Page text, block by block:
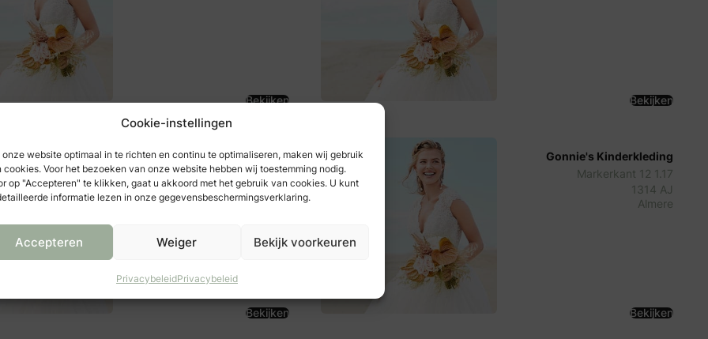
Cookie-instellingen
onze website optimaal in te richten en continu te optimaliseren, maken wij gebruik
cookies. Voor het bezoeken van onze website hebben wij toestemming nodig.
op "Accepteren" te klikken, gaat u akkoord met het gebruik van cookies. U kunt
informatie lezen in onze gegevensbeschermingsverklaring.
Accepteren Weiger Bekijk voorkeuren
PrivacybeleidPrivacybeleid
Bekijken Bekijken
Wedding Wonderland  Almere -
Rotterdam
Markerkant 14 13b
1314 AP
Bekijken
Gonnie's Kinderkleding
Markerkant 12 1.17
1314 AJ
Almere
Bekijken